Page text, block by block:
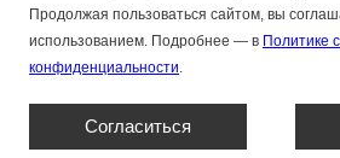
Карта СКЗИ
Карта без СКЗИ
Продолжая пользоваться сайтом, вы
использованием. Подробнее — в Политике
конфиденциальности.
Согласиться